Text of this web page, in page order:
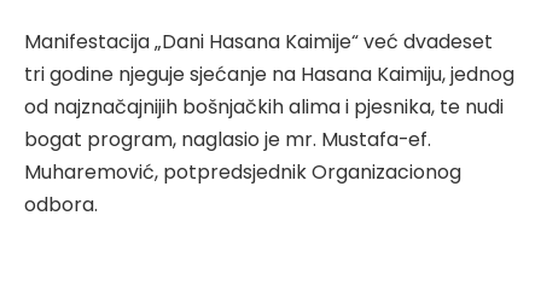
Manifestacija „Dani Hasana Kaimije“ već dvadeset
tri godine njeguje sjećanje na Hasana Kaimiju, jednog
od najznačajnijih bošnjačkih alima i pjesnika, te nudi
bogat program, naglasio je mr. Mustafa-ef.
Muharemović, potpredsjednik Organizacionog
odbora.